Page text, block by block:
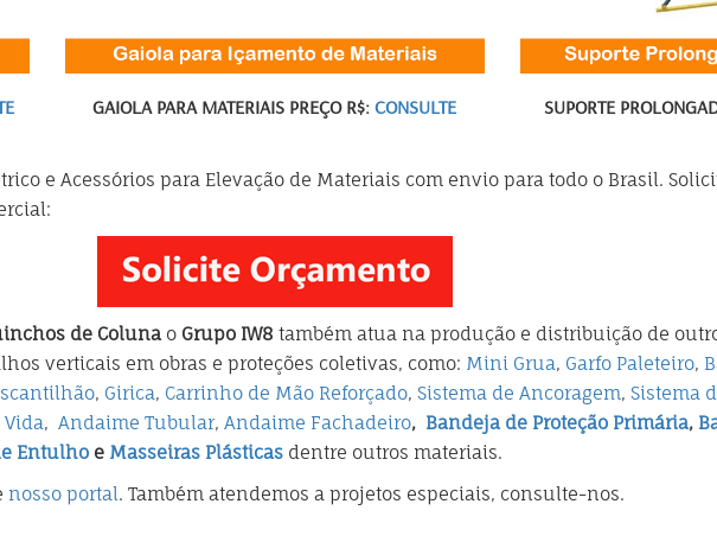
GAIOLA PARA MATERIAIS PREÇO R$:CONSULTE SUPORTE
e Acessórios para Elevação de Materiais com envio para todo o Brasil.
de Coluna o Grupo IW8 também atua na produção e distribuição de
verticais em obras e proteções coletivas, como: Mini Grua, Garfo Paleteiro,
, Girica, Carrinho de Mão Reforçado, Sistema de Ancoragem, Sistema
, Andaime Tubular, Andaime Fachadeiro, Bandeja de Proteção Primária,
Entulho e Masseiras Plásticas dentre outros materiais.
nosso portal. Também atendemos a projetos especiais, consulte-nos.